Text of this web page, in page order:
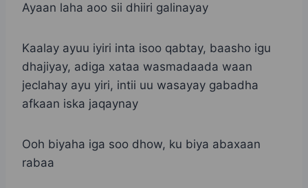
Ayaan laha aoo sii dhiiri galinayay
Kaalay ayuu iyiri inta isoo qabtay, baasho igu
dhajiyay, adiga xataa wasmadaada waan
jeclahay ayu yiri, intii uu wasayay gabadha
afkaan iska jaqaynay
Ooh biyaha iga soo dhow, ku biya abaxaan
rabaa